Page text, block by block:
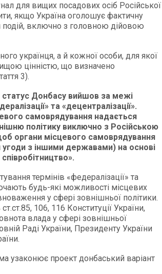
для вищих посадових осіб Російської
якщо Україна оголошує фактичну
подій, включно з головною дійовою
українця, а й кожної особи, для якої
цінністю, що визначено
3).
Донбасу вийшов за межі
та «децентралізації».
самоврядування надається
політику виключно з Російською
органи місцевого самоврядування
з іншими державами) на основі
термінів «федералізації» та
будь-які можливості місцевих
у сфері зовнішньої політики.
106, 116 Конституції України,
влада у сфері зовнішньої
Раді України, Президенту України
узаконює проект донбаський варіант